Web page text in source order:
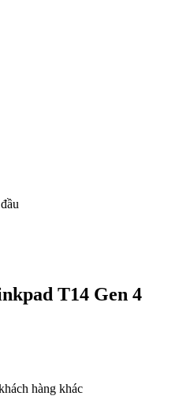
T14 Gen 4
hàng khác